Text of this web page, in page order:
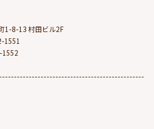
1-8-13 村田ビル2F
1551
1552